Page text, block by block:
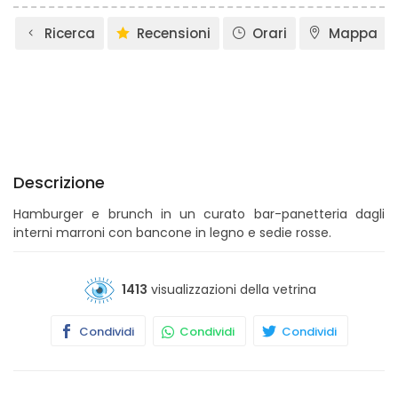
Ricerca Recensioni Orari Mappa
Descrizione
Hamburger e brunch in un curato bar-panetteria dagli
interni marroni con bancone in legno e sedie rosse.
1413 visualizzazioni della vetrina
Condividi Condividi Condividi